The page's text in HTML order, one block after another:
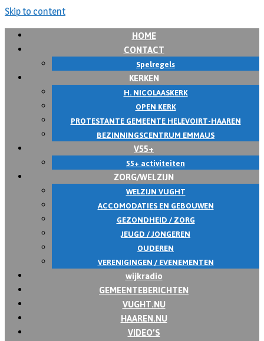
Skip to content
HOME
CONTACT
Spelregels
KERKEN
H. NICOLAASKERK
OPEN KERK
PROTESTANTE GEMEENTE HELEVOIRT-HAAREN
BEZINNINGSCENTRUM EMMAUS
V55+
55+ activiteiten
ZORG/WELZIJN
WELZIJN VUGHT
ACCOMODATIES EN GEBOUWEN
GEZONDHEID / ZORG
JEUGD / JONGEREN
OUDEREN
VERENIGINGEN / EVENEMENTEN
wijkradio
GEMEENTEBERICHTEN
VUGHT.NU
HAAREN.NU
VIDEO’S